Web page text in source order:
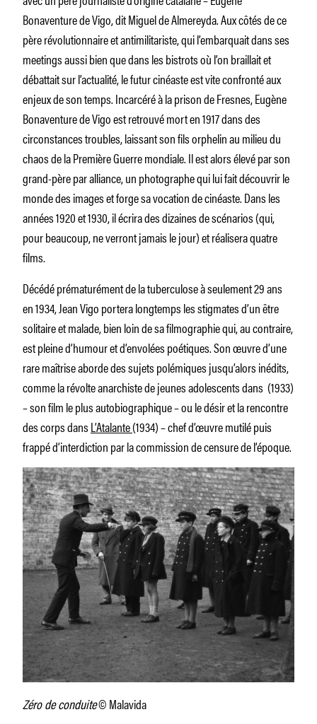
Bonaventure de Vigo, dit Miguel de Almereyda. Aux côtés de ce
père révolutionnaire et antimilitariste, qui l’embarquait dans ses
meetings aussi bien que dans les bistrots où l’on braillait et
débattait sur l’actualité, le futur cinéaste est vite confronté aux
enjeux de son temps. Incarcéré à la prison de Fresnes, Eugène
Bonaventure de Vigo est retrouvé mort en 1917 dans des
circonstances troubles, laissant son fils orphelin au milieu du
chaos de la Première Guerre mondiale. Il est alors élevé par son
grand-père par alliance, un photographe qui lui fait découvrir le
monde des images et forge sa vocation de cinéaste. Dans les
années 1920 et 1930, il écrira des dizaines de scénarios (qui,
pour beaucoup, ne verront jamais le jour) et réalisera quatre
films.
Décédé prématurément de la tuberculose à seulement 29 ans
en 1934, Jean Vigo portera longtemps les stigmates d’un être
solitaire et malade, bien loin de sa filmographie qui, au contraire,
est pleine d’humour et d’envolées poétiques. Son œuvre d’une
rare maîtrise aborde des sujets polémiques jusqu’alors inédits,
comme la révolte anarchiste de jeunes adolescents dans (1933)
– son film le plus autobiographique – ou le désir et la rencontre
des corps dansL’Atalante(1934) – chef d’œuvre mutilé puis
frappé d’interdiction par la commission de censure de l’époque.
Zéro de conduite© Malavida